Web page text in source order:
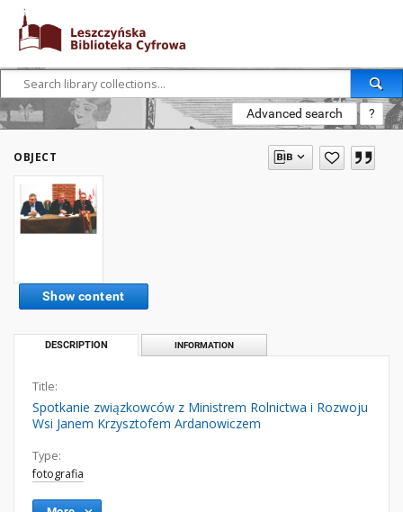
Advanced search ?
OBJECT
Show content
DESCRIPTION INFORMATION
Title:
Spotkanie związkowców z Ministrem Rolnictwa i Rozwoju
Wsi Janem Krzysztofem Ardanowiczem
Type:
fotografia